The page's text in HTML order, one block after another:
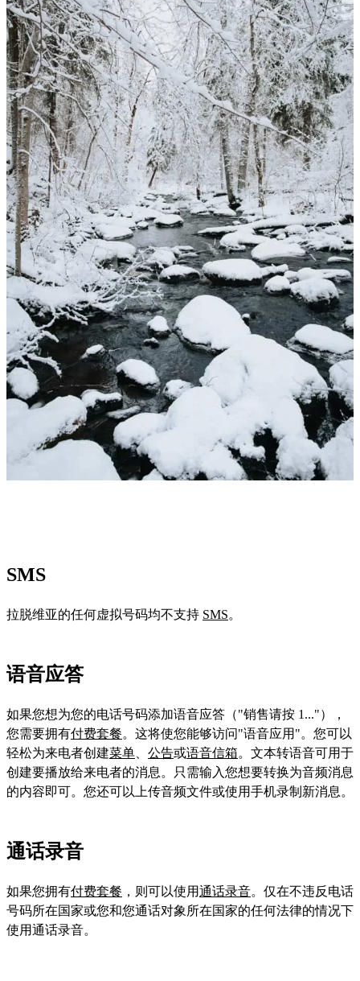
SMS
拉脱维亚的任何虚拟号码均不支持 SMS。
语音应答
如果您想为您的电话号码添加语音应答（"销售请按 1..."），
您需要拥有付费套餐。这将使您能够访问"语音应用"。您可以
轻松为来电者创建菜单 公告或语音信箱。文本转语音可用于
创建要播放给来电者的消息。只需输入您想要转换为音频消息
的内容即可。您还可以上传音频文件或使用手机录制新消息。
通话录音
如果您拥有付费套餐 ，则可以使用通话录音。仅在不违反电话
号码所在国家或您和您通话对象所在国家的任何法律的情况下
使用通话录音。